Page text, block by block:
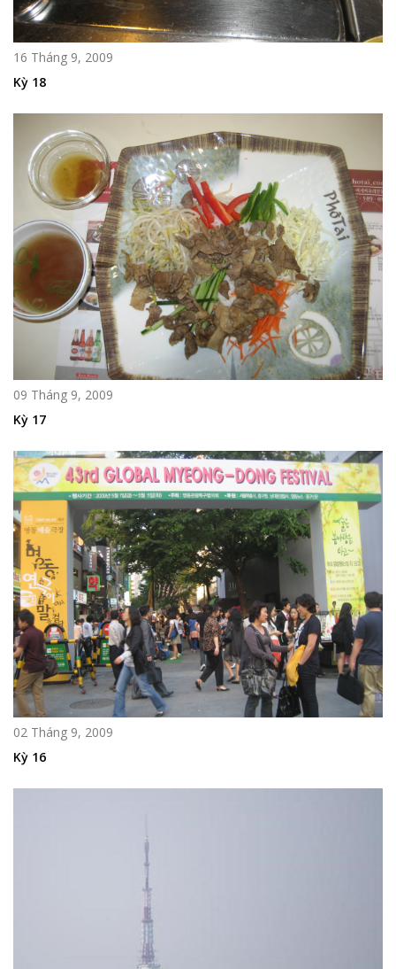
16 Tháng 9, 2009
Kỳ 18
09 Tháng 9, 2009
Kỳ 17
02 Tháng 9, 2009
Kỳ 16